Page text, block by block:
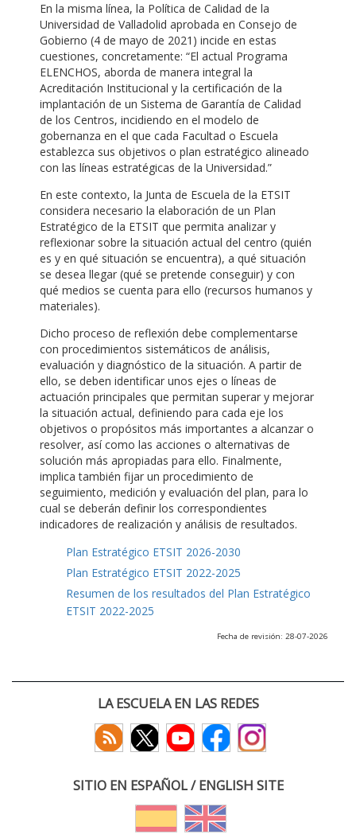
En la misma línea, la Política de Calidad de la
Universidad de Valladolid aprobada en Consejo de
Gobierno (4 de mayo de 2021) incide en estas
cuestiones, concretamente: “El actual Programa
ELENCHOS, aborda de manera integral la
Acreditación Institucional y la certificación de la
implantación de un Sistema de Garantía de Calidad
de los Centros, incidiendo en el modelo de
gobernanza en el que cada Facultad o Escuela
establezca sus objetivos o plan estratégico alineado
con las líneas estratégicas de la Universidad.”
En este contexto, la Junta de Escuela de la ETSIT
considera necesario la elaboración de un Plan
Estratégico de la ETSIT que permita analizar y
reflexionar sobre la situación actual del centro (quién
es y en qué situación se encuentra), a qué situación
se desea llegar (qué se pretende conseguir) y con
qué medios se cuenta para ello (recursos humanos y
materiales).
Dicho proceso de reflexión debe complementarse
con procedimientos sistemáticos de análisis,
evaluación y diagnóstico de la situación. A partir de
ello, se deben identificar unos ejes o líneas de
actuación principales que permitan superar y mejorar
la situación actual, definiendo para cada eje los
objetivos o propósitos más importantes a alcanzar o
resolver, así como las acciones o alternativas de
solución más apropiadas para ello. Finalmente,
implica también fijar un procedimiento de
seguimiento, medición y evaluación del plan, para lo
cual se deberán definir los correspondientes
indicadores de realización y análisis de resultados.
Plan Estratégico ETSIT 2026-2030
Plan Estratégico ETSIT 2022-2025
Resumen de los resultados del Plan Estratégico
ETSIT 2022-2025
Fecha de revisión: 28-07-2026
LA ESCUELA EN LAS REDES
SITIO EN ESPAÑOL / ENGLISH SITE